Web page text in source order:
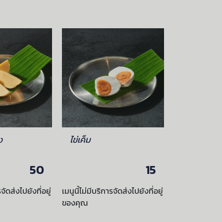
50
ดส่งไปยังที่อยู่
ไข่เค็ม
15
เมนูนี้ไม่มีบริการจัดส่งไปยังที่อยู่
ของคุณ